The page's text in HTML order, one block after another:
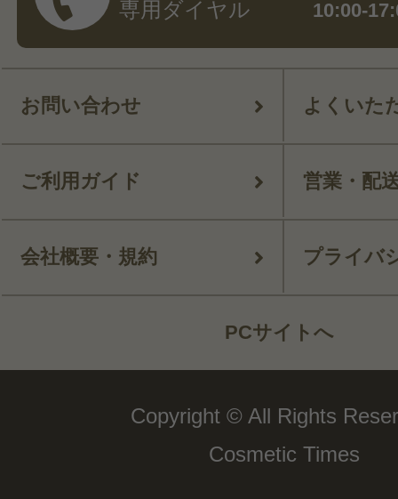
専用ダイヤル 10:00-
お問い合わせ よくいた
ご利用ガイド 営業・配
会社概要・規約 プライバ
PCサイトへ
Copyright © All Rights
Cosmetic Times